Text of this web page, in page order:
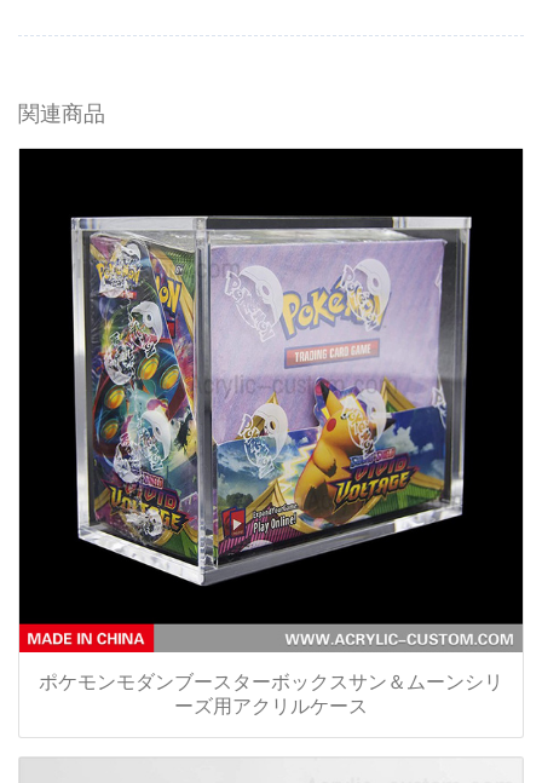
関連商品
ポケモンモダンブースターボックスサン＆ムーンシリ
ーズ用アクリルケース